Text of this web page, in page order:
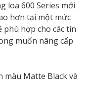
loa 600 Series mới
hơn tại một mức
phù hợp cho các tín
muốn nâng cấp
màu Matte Black và